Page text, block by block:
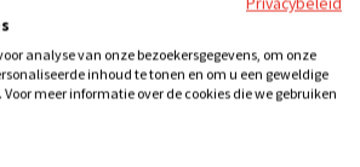
analyse van onze bezoekersgegevens, om onze
inhoud te tonen en om u een geweldige
meer informatie over de cookies die we gebruiken